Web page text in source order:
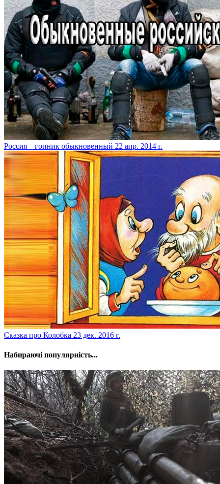
Россия – гопник обыкновенный 22 апр. 2014 г.
​Сказка про Колобка 23 дек. 2016 г.
Набираючі популярність...